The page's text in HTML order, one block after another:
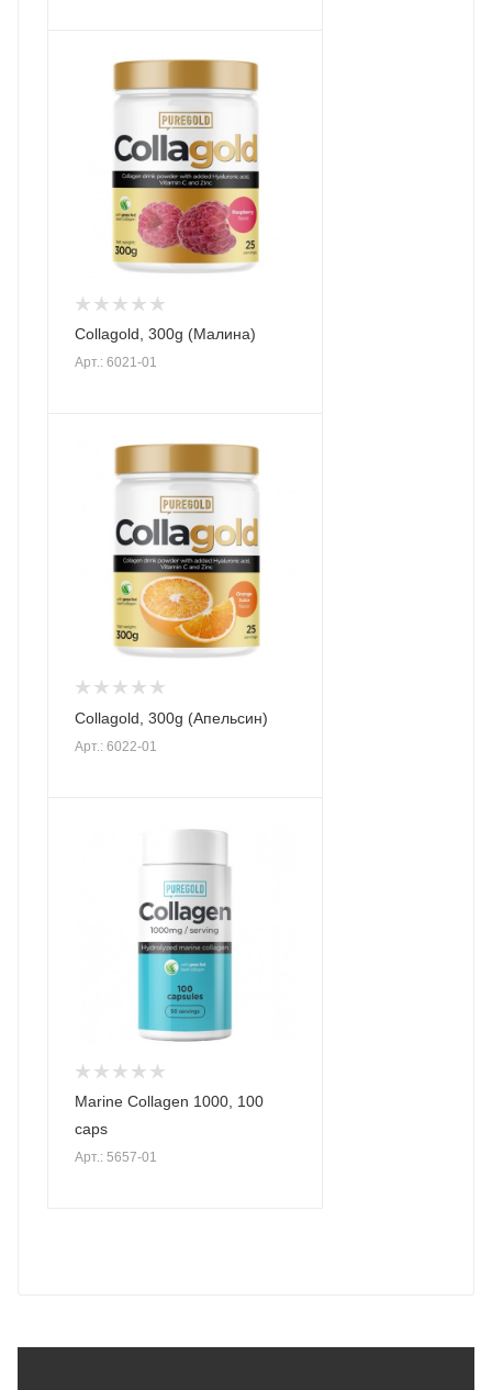
Collagold, 300g (Малина)
Арт.: 6021-01
Collagold, 300g (Апельсин)
Арт.: 6022-01
Marine Collagen 1000, 100
caps
Арт.: 5657-01